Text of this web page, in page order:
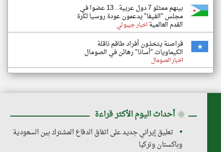
بينهم ممثلو 7 دول عربية.. 13 عضوا في
مجلس "الفيفا" يدعمون عودة روسيا لكرة
القدم العالميةاخبار جيبوتي
قراصنة يتخذون أفراد طاقم ناقلة
الكيماويات "أسانا" رهائن في الصومال
اخبار الصومال
◉ أحداث اليوم الأكثر قراءة
تعليق إيراني جديد على اتفاق الدفاع المشترك بين السعودية
وباكستان وتركيا